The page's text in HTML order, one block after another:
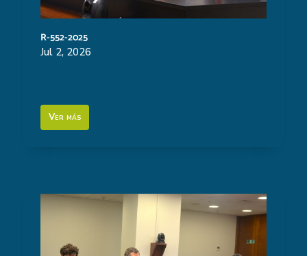
R-552-2025
Jul 2, 2026
Ver más